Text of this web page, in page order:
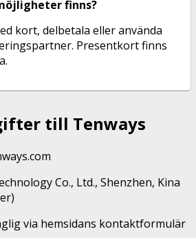
finns?
kort, delbetala eller använda
Presentkort finns
till Tenways
Co., Ltd., Shenzhen, Kina
via hemsidans kontaktformulär